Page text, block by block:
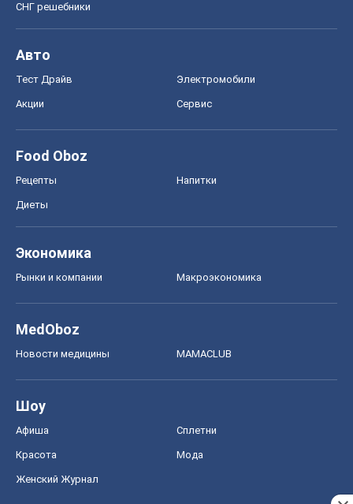
СНГ решебники
Авто
Тест Драйв Электромобили
Акции Сервис
Food Oboz
Рецепты Напитки
Диеты
Экономика
Рынки и компании Mакроэкономика
MedOboz
Новости медицины MAMACLUB
Шоу
Афиша Сплетни
Красота Мода
Женский Журнал